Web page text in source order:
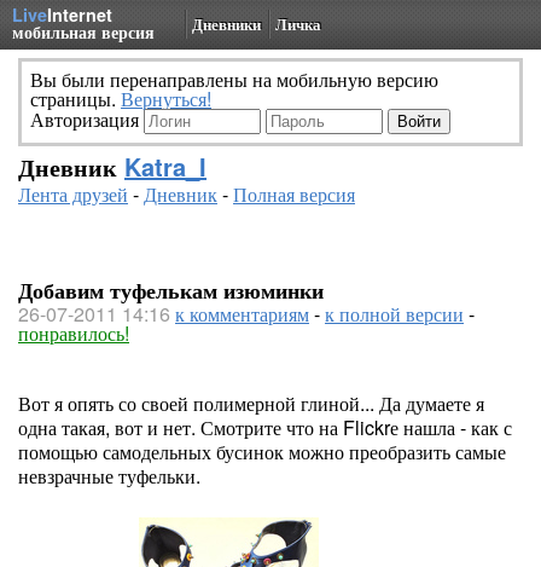
LiveInternet
мобильная версия Дневники Личка
Вы были перенаправлены на мобильную версию
страницы. Вернуться!
Авторизация
Дневник Katra_I
Лента друзей -Дневник-Полная версия
Добавим туфелькам изюминки
26-07-2011 14:16 к комментариям-к полной версии -
понравилось!
Вот я опять со своей полимерной глиной... Да думаете я
одна такая, вот и нет. Смотрите что на Flickrе нашла - как с
помощью самодельных бусинок можно преобразить самые
невзрачные туфельки.